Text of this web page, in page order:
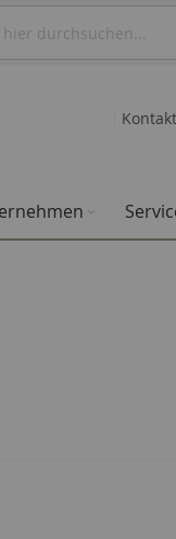
Kontakt